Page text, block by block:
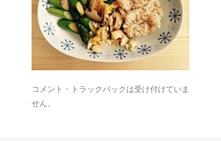
コメント・トラックバックは受け付けていま
せん。